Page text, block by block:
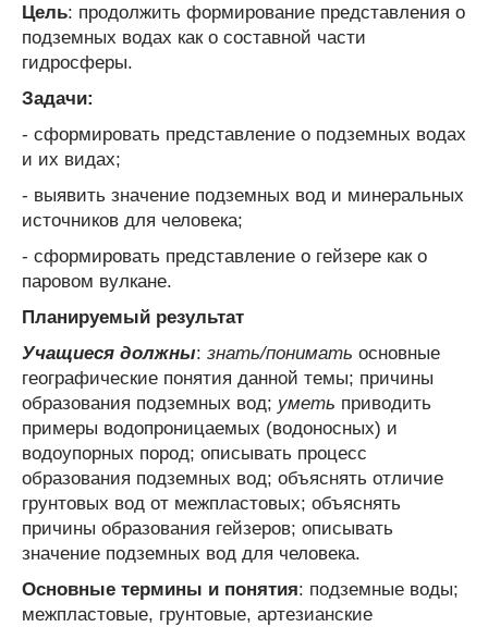
Цель: продолжить формирование представления о
подземных водах как о составной части
гидросферы.
Задачи:
- сформировать представление о подземных водах
и их видах;
- выявить значение подземных вод и минеральных
источников для человека;
- сформировать представление о гейзере как о
паровом вулкане.
Планируемый результат
Учащиеся должны: знать/понимать основные
географические понятия данной темы; причины
образования подземных вод; уметь приводить
примеры водопроницаемых (водоносных) и
водоупорных пород; описывать процесс
образования подземных вод; объяснять отличие
грунтовых вод от межпластовых; объяснять
причины образования гейзеров; описывать
значение подземных вод для человека.
Основные термины и понятия: подземные воды;
межпластовые, грунтовые, артезианские